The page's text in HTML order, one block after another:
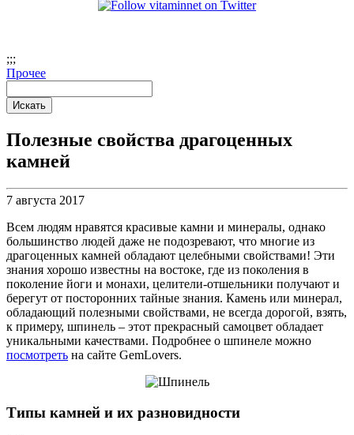
;;;
Прочее
Полезные свойства драгоценных
камней
7 августа 2017
Всем людям нравятся красивые камни и минералы, однако
большинство людей даже не подозревают, что многие из
драгоценных камней обладают целебными свойствами! Эти
знания хорошо известны на востоке, где из поколения в
поколение йоги и монахи, целители-отшельники получают и
берегут от посторонних тайные знания. Камень или минерал,
обладающий полезными свойствами, не всегда дорогой, взять,
к примеру, шпинель – этот прекрасный самоцвет обладает
уникальными качествами. Подробнее о шпинеле можно
посмотреть на сайте GemLovers.
Типы камней и их разновидности